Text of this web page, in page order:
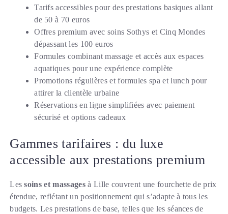
Tarifs accessibles pour des prestations basiques allant
de 50 à 70 euros
Offres premium avec soins Sothys et Cinq Mondes
dépassant les 100 euros
Formules combinant massage et accès aux espaces
aquatiques pour une expérience complète
Promotions régulières et formules spa et lunch pour
attirer la clientèle urbaine
Réservations en ligne simplifiées avec paiement
sécurisé et options cadeaux
Gammes tarifaires : du luxe
accessible aux prestations premium
Lessoins et massagesà Lille couvrent une fourchette de prix
étendue, reflétant un positionnement qui s’adapte à tous les
budgets. Les prestations de base, telles que les séances de